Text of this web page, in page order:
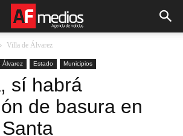
Villa de Álvarez
Álvarez Estado Municipios
sí habrá
de basura en